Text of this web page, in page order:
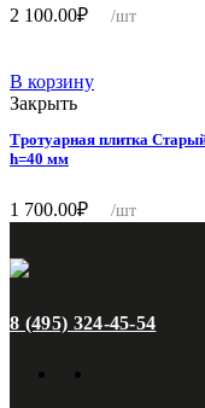
2 100.00₽ /шт
В корзину
Закрыть
Тротуарная плитка
h=40 мм
1 700.00₽ /шт
8 (495) 324-45-54